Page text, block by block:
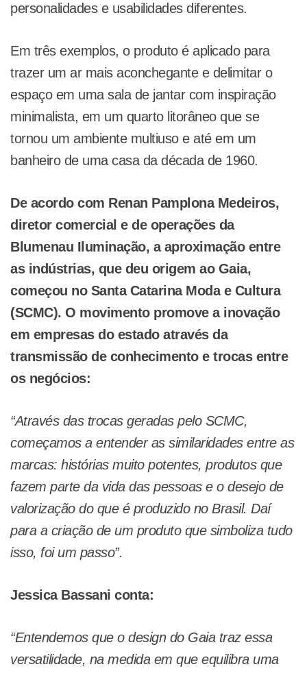
personalidades e usabilidades diferentes.
Em três exemplos, o produto é aplicado para
trazer um ar mais aconchegante e delimitar o
espaço em uma sala de jantar com inspiração
minimalista, em um quarto litorâneo que se
tornou um ambiente multiuso e até em um
banheiro de uma casa da década de 1960.
De acordo com Renan Pamplona Medeiros,
diretor comercial e de operações da
Blumenau Iluminação, a aproximação entre
as indústrias, que deu origem ao Gaia,
começou no Santa Catarina Moda e Cultura
(SCMC). O movimento promove a inovação
em empresas do estado através da
transmissão de conhecimento e trocas entre
os negócios:
“Através das trocas geradas pelo SCMC,
começamos a entender as similaridades entre as
marcas: histórias muito potentes, produtos que
fazem parte da vida das pessoas e o desejo de
valorização do que é produzido no Brasil. Daí
para a criação de um produto que simboliza tudo
isso, foi um passo”.
Jessica Bassani conta:
“Entendemos que o design do Gaia traz essa
versatilidade, na medida em que equilibra uma